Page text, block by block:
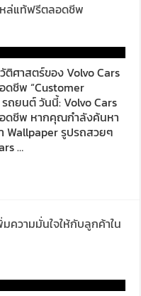
หล่แท้ฟรีตลอดชีพ
ติศาสตร์ของ Volvo Cars
ดชีพ “Customer
ถยนต์ วันนี้: Volvo Cars
ดชีพ หากคุณกำลังค้นหา
Wallpaper รูปรถสวยๆ
…
ความมั่นใจให้กับลูกค้าใน